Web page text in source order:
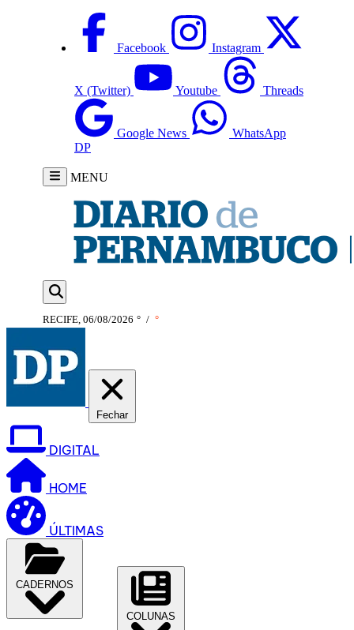
Facebook Instagram
X (Twitter) Youtube Threads
Google News
WhatsApp
DP
MENU
RECIFE, 06/08/2026 ° / °
Fechar
DIGITAL
HOME
ÚLTIMAS
CADERNOS
COLUNAS